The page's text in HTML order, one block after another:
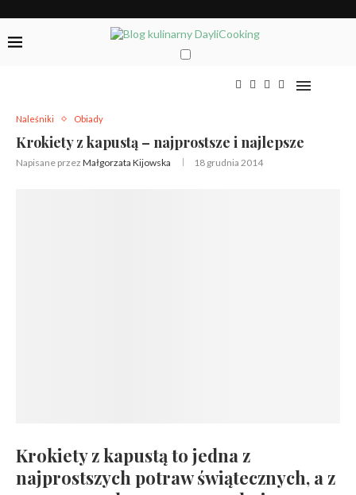
Naleśniki Obiady
Krokiety z kapustą – najprostsze i najlepsze
Napisane przez Małgorzata Kijowska 18 grudnia 2014
Krokiety z kapustą to jedna z
najprostszych potraw świątecznych, a z